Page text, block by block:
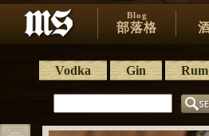
Blog
部落格
Vodka Gin Rum